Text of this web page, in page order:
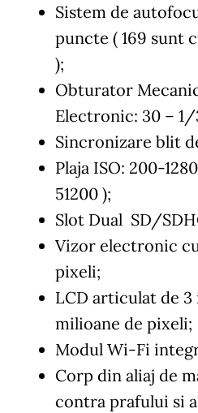
Sistem de
puncte ( 169 sunt
);
Obturator
Electronic: 30 – 1/
Sincronizare blit
Plaja ISO: 200-
51200 );
Slot Dual SD/
Vizor electronic cu
pixeli;
LCD articulat de 3
milioane de pixeli;
Modul Wi-Fi
Corp din aliaj de
contra prafului si